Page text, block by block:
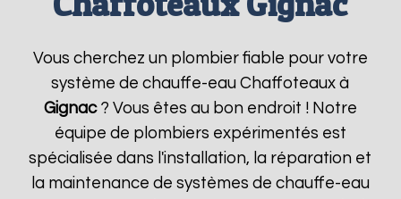
Vous cherchez un plombier fiable pour votre
système de chauffe-eau Chaffoteaux à
Gignac? Vous êtes au bon endroit ! Notre
équipe de plombiers expérimentés est
spécialisée dans l'installation, la réparation et
la maintenance de systèmes de chauffe-eau